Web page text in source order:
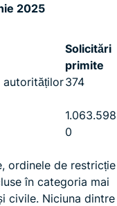
2025
Solicitări
primite
autorităților374
1.063.598
0
ordinele de restricție
în categoria mai
civile. Niciuna dintre